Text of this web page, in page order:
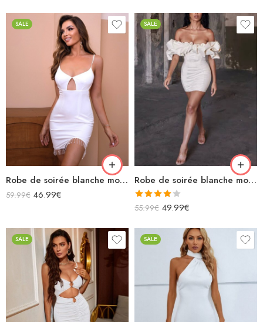
SALE
Robe de soirée blanche moulant courte à bretelles avec découpe fendue avec pampilles
59.99€ 46.99€
SALE
Robe de soirée blanche moulante manches papillons
Note
5
55.99€ 49.99€
SALE SALE